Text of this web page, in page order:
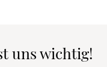
uns wichtig!